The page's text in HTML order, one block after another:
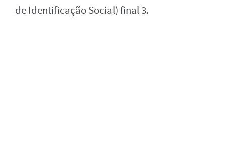
de Identificação Social) final 3.